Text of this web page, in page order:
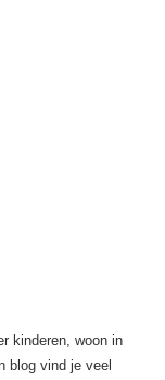
kinderen, woon in
blog vind je veel